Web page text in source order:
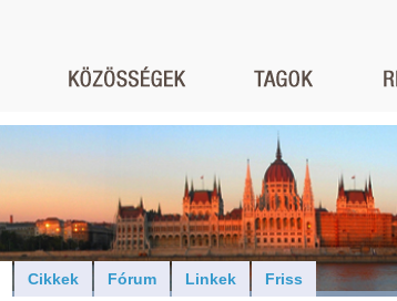
Cikkek Fórum Linkek Friss